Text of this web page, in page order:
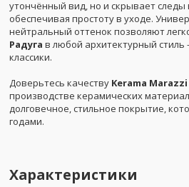
утончённый вид, но и скрывает следы
обеспечивая простоту в уходе.
нейтральный оттенок позволяют
Радуга в любой архитектурный
классики.
Доверьтесь качеству Kerama Marazzi
производстве керамических
долговечное, стильное покрытие,
годами.
Характеристики